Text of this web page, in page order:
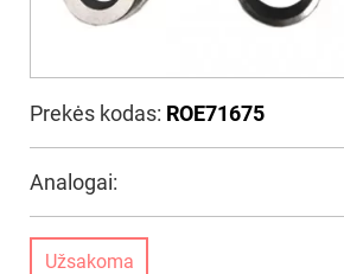
Prekės kodas: ROE71675
Analogai:
Užsakoma